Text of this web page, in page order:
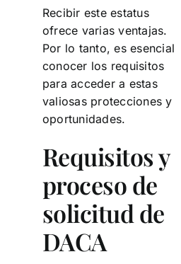
Recibir este estatus
ofrece varias ventajas.
Por lo tanto, es esencial
conocer los requisitos
para acceder a estas
valiosas protecciones y
oportunidades.
Requisitos y
proceso de
solicitud de
DACA